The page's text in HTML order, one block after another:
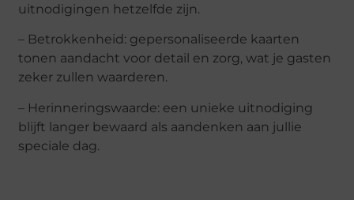
uitnodigingen hetzelfde zijn.
– Betrokkenheid: gepersonaliseerde kaarten
tonen aandacht voor detail en zorg, wat je gasten
zeker zullen waarderen.
– Herinneringswaarde: een unieke uitnodiging
blijft langer bewaard als aandenken aan jullie
speciale dag.